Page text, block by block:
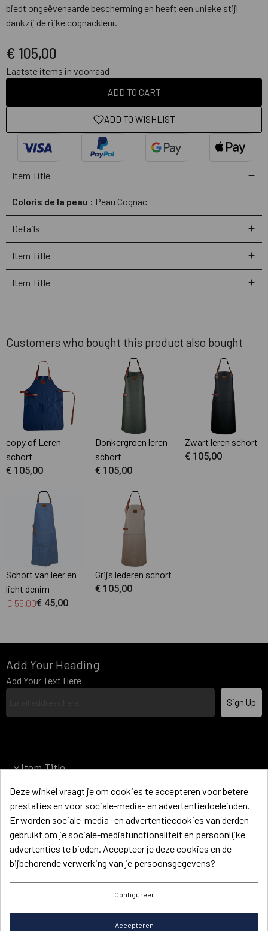
biedt ongeëvenaarde bescherming en heeft een unieke stijl
dankzij de rijke cognackleur.
€ 105,00
Laatste items in voorraad
ADD TO CART
ADD TO WISHLIST
Item Title
Coloris de la peau : Peau Cognac
Details
Item Title
Item Title
Customers who bought this product also bought
copy of Leren
schort
€ 105,00
Donkergroen leren
schort
€ 105,00
Zwart leren schort
€ 105,00
Schort van leer en
licht denim
€ 55,00€ 45,00
Grijs lederen schort
€ 105,00
Add Your Heading
Add Your Text Here
Sign Up
Item Title
Item Title
Item Title
Item Title
Item Title
Heading
Deze winkel vraagt je om cookies te accepteren voor betere
prestaties en voor sociale-media- en advertentiedoeleinden.
Er worden sociale-media- en advertentiecookies van derden
gebruikt om je sociale-mediafunctionaliteit en persoonlijke
advertenties te bieden. Accepteer je deze cookies en de
bijbehorende verwerking van je persoonsgegevens?
Configureer
Accepteren